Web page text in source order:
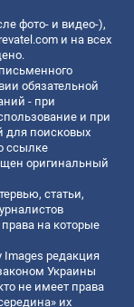
фото- и видео-),
и на всех
обязательной
- при
и при
для поисковых
ссылке
оригинальный
статьи,
на которые
Images редакция
Украины
не имеет права
их